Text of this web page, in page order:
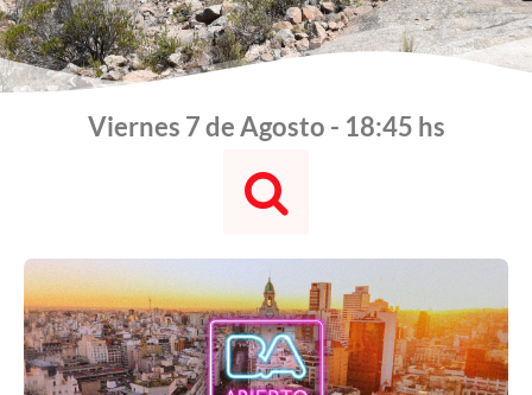
Viernes 7 de Agosto - 18:46 hs